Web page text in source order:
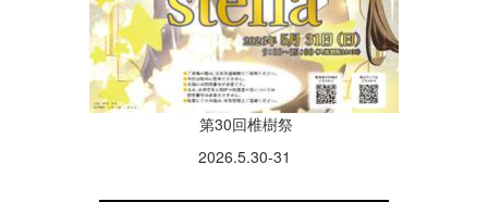
第30回椎樹祭
2026.5.30-31